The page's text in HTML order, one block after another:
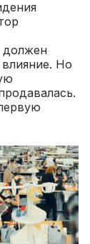
должен
Но